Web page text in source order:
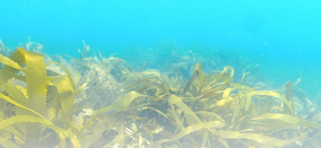
と現在の様子（右）